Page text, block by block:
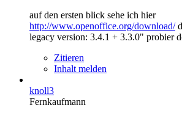
auf den ersten blick sehe ich hier
http://www.openoffice.org/download/
legacy version: 3.4.1 + 3.3.0" probier
Zitieren
Inhalt melden
knoll3
Fernkaufmann